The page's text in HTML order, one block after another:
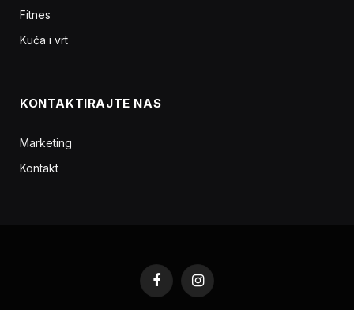
Fitnes
Kuća i vrt
KONTAKTIRAJTE NAS
Marketing
Kontakt
FacebookInstagram